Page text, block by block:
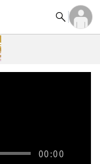





00:00